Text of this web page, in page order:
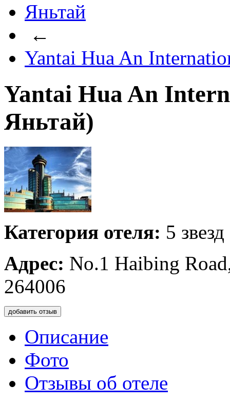
Яньтай
←
Yantai Hua An
Yantai Hua An
Яньтай)
Категория отеля: 5 звезд
Адрес: No.1 Haibing
264006
добавить отзыв
Описание
Фото
Отзывы об отеле